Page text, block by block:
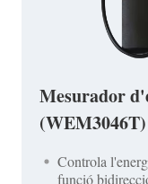
Mesurador
(WEM3046T)
Controla
funció